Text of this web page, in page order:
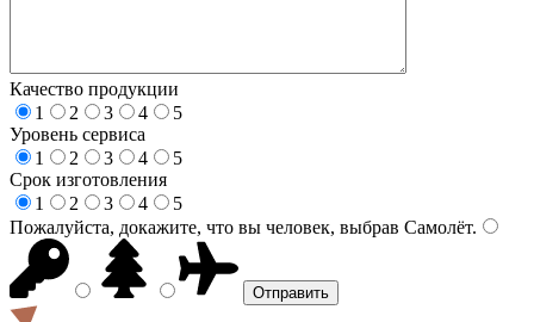
Качество продукции
1
2 3 4
5
Уровень сервиса
1
2 3 4
5
Срок изготовления
1
2 3 4
5
Пожалуйста, докажите, что вы человек, выбрав Самолёт.